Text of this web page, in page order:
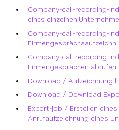
Company-call-recording-
eines einzelnen
Company-call-recording-
Company-call-recording-
Firmengesprächen abrufen
Download / Aufzeichnung
Download / Download
Export-job / Erstellen
Anrufaufzeichnung eines